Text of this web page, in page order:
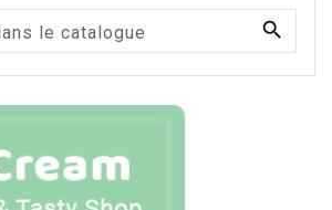
